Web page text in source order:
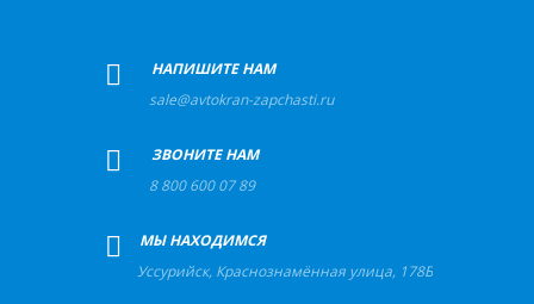
НАПИШИТЕ НАМ
sale@avtokran-zapchasti.ru
ЗВОНИТЕ НАМ
8 800 600 07 89
МЫ НАХОДИМСЯ
Уссурийск, Краснознамённая улица, 178Б